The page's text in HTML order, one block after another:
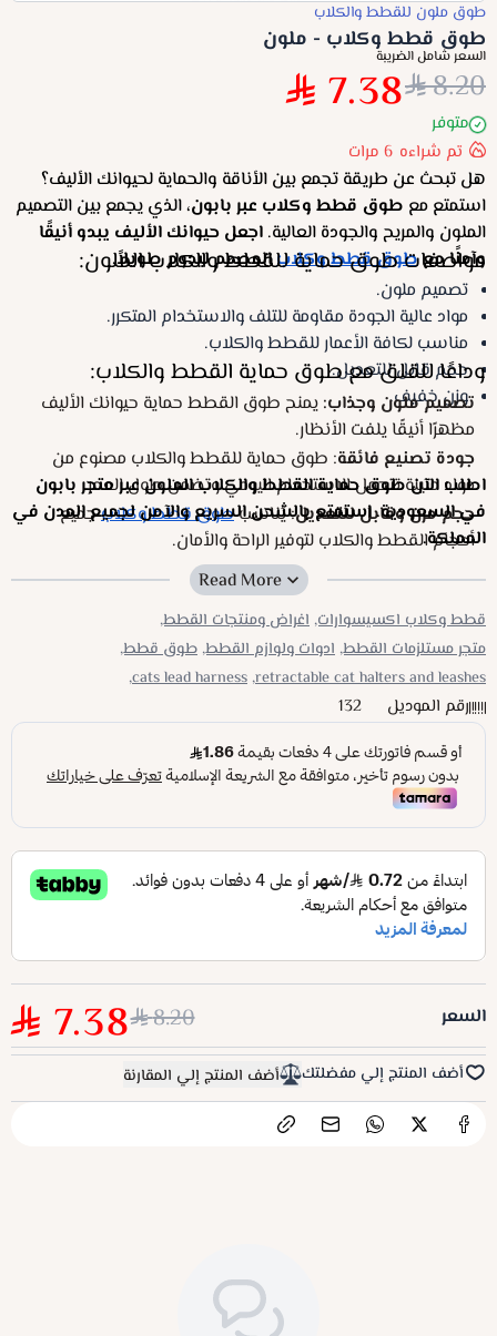
طوق ملون للقطط والكلاب
طوق قطط وكلاب - ملون
السعر شامل الضريبة
8.20
7.38
متوفر
تم شراءه 6 مرات
هل تبحث عن طريقة تجمع بين الأناقة والحماية لحيوانك الأليف؟
استمتع مع طوق قطط وكلاب عبر بابون،الذي يجمع بين التصميم
الملون والمريح والجودة العالية. اجعل حيوانك الأليف يبدو أنيقًا
وآمنًا معطوق قطط وكلابالمصمم ليدوم طويلاً.
مواصفات طوق حماية للقطط والكلاب الملون:
تصميم ملون.
مواد عالية الجودة مقاومة للتلف والاستخدام المتكرر.
مناسب لكافة الأعمار للقطط والكلاب.
حجم قابل للتعديل.
وزن خفيف.
وداعًا للقلق مع طوق حماية القطط والكلاب:
تصميم ملون وجذاب: يمنح طوق القطط حماية حيوانك الأليف
مظهرًا أنيقًا يلفت الأنظار.
جودة تصنيع فائقة: طوق حماية للقطط والكلاب مصنوع من
مواد متينة تتحمل الاستخدام اليومي وتضمن طول العمر.
حجم مرن وقابل للتعديل: يُناسبطوق قطط وكلابجميع
أحجام القطط والكلاب لتوفير الراحة والأمان.
يقلل من الضغط على رقبة الحيوان، مما
يجعله مناسبًا للاستخدام طوال اليوم.
سهولة التنظيف والصيانة: يبقى طوق بسس نظيفًا وأنيقًا
بفضل سهولة تنظيفه.
اطلب الآن طوق حماية القطط والكلاب الملون عبر متجر بابون
في السعودية. استمتع بالشحن السريع والآمن لجميع المدن في
المملكة.
قطط وكلاب اكسيسوارات, اغراض ومنتجات القطط,
متجر مستلزمات القطط, ادوات ولوازم القطط, طوق قطط,
retractable cat halters and leashes,
cats lead harness,
رقم الموديل 132
السعر 8.20
7.38
أضف المنتج إلي مفضلتك أضف المنتج إلي المقارنة